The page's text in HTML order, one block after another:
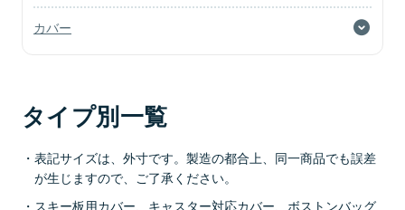
カバー
タイプ別一覧
表記サイズは、外寸です。製造の都合上、同一商品でも誤差
が生じますので、ご了承ください。
スキー板用カバー、キャスター対応カバー、ボストンバッグ